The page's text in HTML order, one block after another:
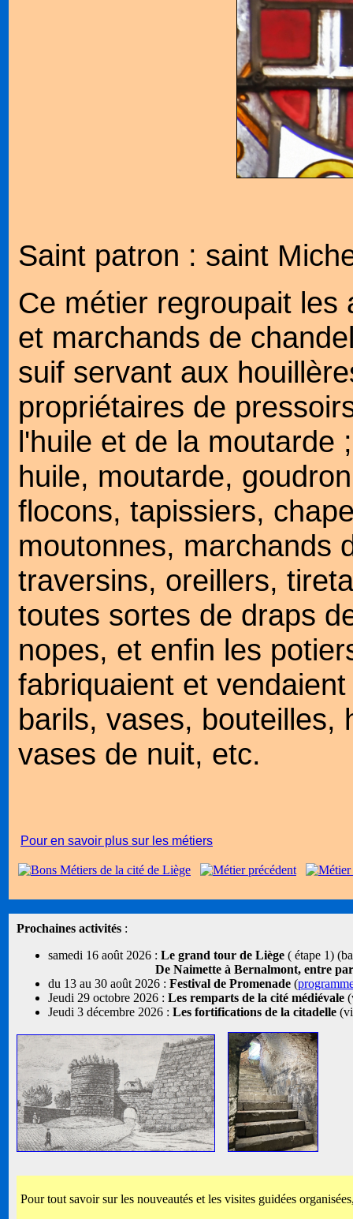
Saint patron : saint
Ce métier regroupait
et marchands de
suif servant aux
propriétaires de
l'huile et de la moutarde
huile, moutarde,
flocons, tapissiers,
moutonnes, marchands
traversins, oreillers,
toutes sortes de draps
nopes, et enfin les
fabriquaient et
barils, vases, bouteilles,
vases de nuit, etc.
Pour en savoir plus sur les métiers
Prochaines activités :
samedi 16 août 2026 : Le grand tour de Liège ( étape 1)
De Naimette à Bernalmont, entre
du 13 au 30 août 2026 : Festival de Promenade (
Jeudi 29 octobre 2026 : Les remparts de la cité médiévale
Jeudi 3 décembre 2026 : Les fortifications de la citadelle
Pour tout savoir sur les nouveautés et les visites guidées